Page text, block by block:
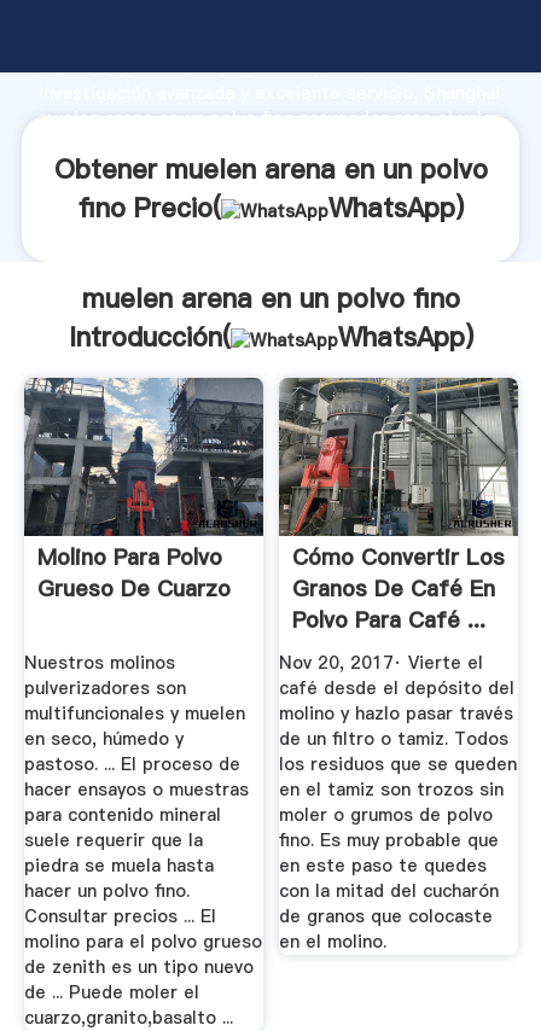
fuerte capacidad de producción, fuerza de
muelen arena en un polvo fino proveedor crea el valor
Obtener muelen arena en un polvo
fino Precio(
WhatsApp)
muelen arena en un polvo fino
Introducción(
WhatsApp)
Molino Para Polvo
Grueso De Cuarzo
Nuestros molinos
pulverizadores son
multifuncionales y muelen
en seco, húmedo y
pastoso. ... El proceso de
hacer ensayos o muestras
para contenido mineral
suele requerir que la
piedra se muela hasta
hacer un polvo fino.
Consultar precios ... El
molino para el polvo grueso
de zenith es un tipo nuevo
de ... Puede moler el
cuarzo,granito,basalto ...
Cómo Convertir Los
Granos De Café En
Polvo Para Café ...
Nov 20, 2017· Vierte el
café desde el depósito del
molino y hazlo pasar través
de un filtro o tamiz. Todos
los residuos que se queden
en el tamiz son trozos sin
moler o grumos de polvo
fino. Es muy probable que
en este paso te quedes
con la mitad del cucharón
de granos que colocaste
en el molino.